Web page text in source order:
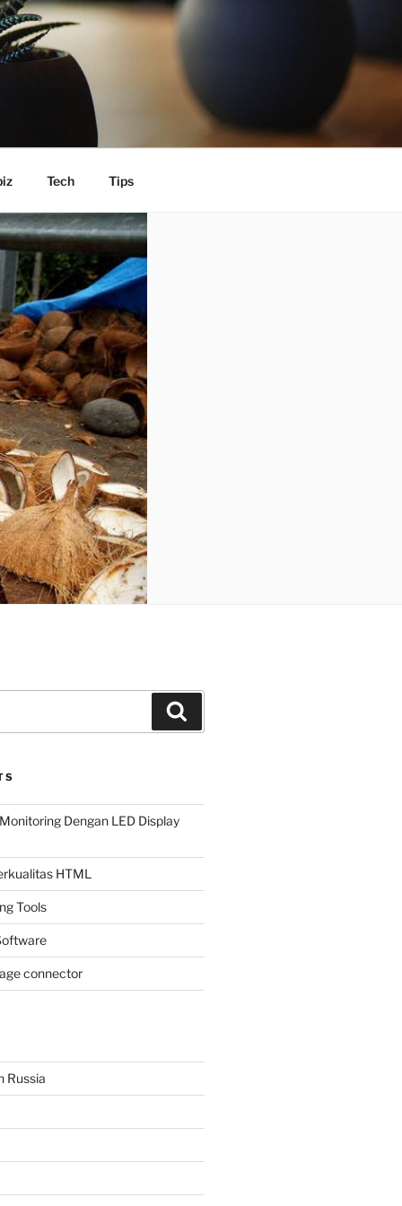
Tech Tips
Dengan LED Display
HTML
Tools
connector
Russia